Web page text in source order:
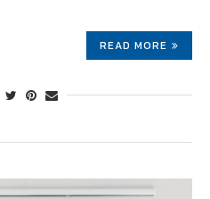
READ MORE